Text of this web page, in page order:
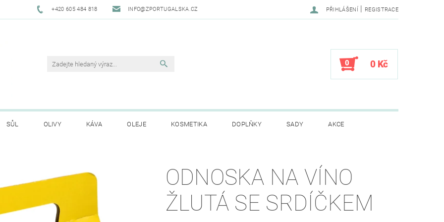
+420 605 484 818 INFO@ZPORTUGALSKA.CZ PŘIHLÁŠENÍ | REGISTRACE
0 0 Kč
SŮL OLIVY KÁVA OLEJE KOSMETIKA DOPLŇKY SADY AKCE
ODNOSKA NA VÍNO
ŽLUTÁ SE SRDÍČKEM